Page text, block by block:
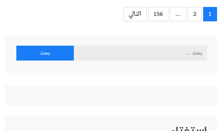
Posts
pagination
1
2
…
156 التالي
البحث